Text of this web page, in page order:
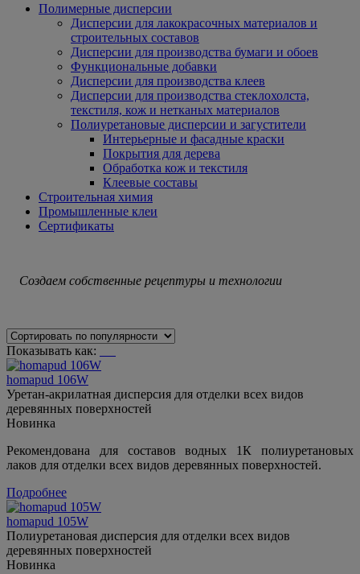
Полимерные дисперсии
Дисперсии для лакокрасочных материалов и
строительных составов
Дисперсии для производства бумаги и обоев
Функциональные добавки
Дисперсии для производства клеев
Дисперсии для производства стеклохолста,
текстиля, кож и нетканых материалов
Полиуретановые дисперсии и загустители
Интерьерные и фасадные краски
Покрытия для дерева
Обработка кож и текстиля
Клеевые составы
Строительная химия
Промышленные клеи
Сертификаты
Создаем собственные рецептуры и технологии
Показывать как:
homapud 106W
Уретан-акрилатная дисперсия для отделки всех видов
деревянных поверхностей
Новинка
Рекомендована для составов водных 1К полиуретановых
лаков для отделки всех видов деревянных поверхностей.
Подробнее
homapud 105W
Полиуретановая дисперсия для отделки всех видов
деревянных поверхностей
Новинка